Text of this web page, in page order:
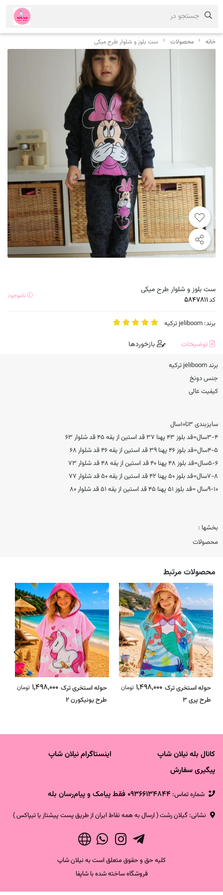
خانه محصولات ست بلوز و شلوار طرح میکی
ست بلوز و شلوار طرح میکی
کد ناموجود
برند: jeliboom ترکیه
توضیحات بازخوردها
برند jeliboom ترکیه
جنس دونخ
کیفیت عالی
سایزبندی ۳تا۱۰سال
۳-۴سال=قد بلوز ۴۳ پهنا ۳۷ قد استین از یقه ۴۵ قد شلوار ۶۳
۴-۵سال=قد بلوز ۴۶ پهنا ۳۹ قد استین از یقه ۴۶ قد شلوار ۶۸
۵-۶سال=قد بلوز ۴۸ پهنا ۴۰ قد استین از یقه ۴۸ قد شلوار ۷۳
۷-۸سال=قد بلوز ۵۰ پهنا ۴۲ قد استین از یقه ۵۰ قد شلوار ۷۷
۹-۱۰سال =قد بلوز ۵۱ پهنا ۴۵ قد استین از یقه ۵۱ قد شلوار ۸۰
بخشها :
محصولات
محصولات مرتبط
حوله استخری ترک
طرح پری 3
1,498,000 تومان
حوله استخری ترک
طرح یونیکورن 2
1,498,000 تومان
کانال بله نیلان شاپ
اینستاگرام نیلان شاپ
پیگیری سفارش
شماره تماس‌: 09366134844 فقط پیامک و پیام‌رسان بله
نشانی: گیلان رشت ( ارسال به همه نقاط ایران از طریق پست پیشتاز یا تیپاکس )
کلیه حق و حقوق متعلق است به نیلان شاپ
فروشگاه ساخته شده با شاپفا
جستجو در